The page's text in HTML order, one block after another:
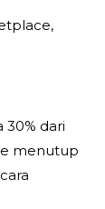
30% dari
menutup